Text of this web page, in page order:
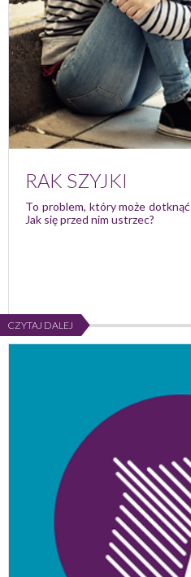
RAK SZYJKI
To problem, który może
Jak się przed nim ustrzec?
CZYTAJ DALEJ